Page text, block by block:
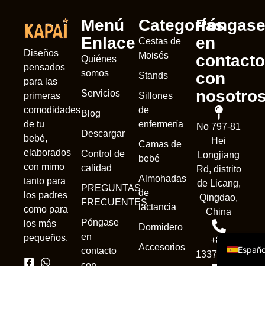
Diseños
pensados
para las
primeras
comodidades
de tu
bebé,
elaborados
con mimo
tanto para
los padres
como para
los más
pequeños.
Menú
Enlace
Quiénes
somos
Servicios
Blog
Descargar
Control de
calidad
PREGUNTAS
FRECUENTES
Póngase
en
contacto
con
Categorías
Cestas de
Moisés
Stands
Sillones
de
enfermería
Camas de
bebé
Almohadas
de
lactancia
Dormidero
Accesorios
Póngase
en
contacto
con
No 797-81
Hei
Longjiang
Rd, distrito
de Licang,
Qingdao,
China
+86
13370839302